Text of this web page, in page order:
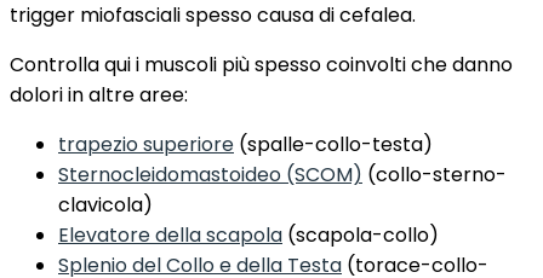
trigger miofasciali spesso causa di cefalea.
Controlla qui i muscoli più spesso coinvolti che danno
dolori in altre aree:
trapezio superiore (spalle-collo-testa)
Sternocleidomastoideo (SCOM) (collo-sterno-
clavicola)
Elevatore della scapola (scapola-collo)
Splenio del Collo e della Testa (torace-collo-